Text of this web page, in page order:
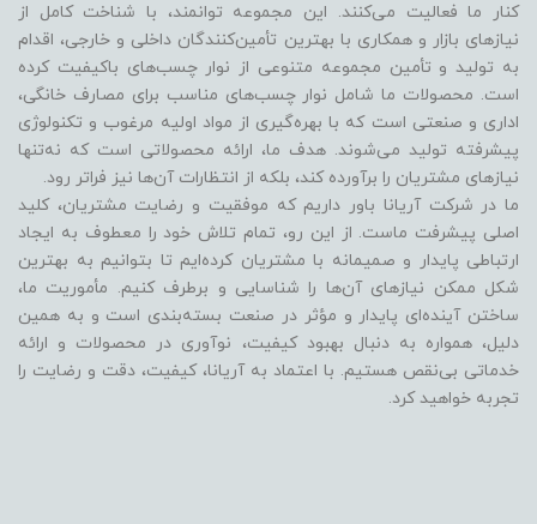
کنار ما فعالیت می‌کنند. این مجموعه توانمند، با شناخت کامل از
نیازهای بازار و همکاری با بهترین تأمین‌کنندگان داخلی و خارجی، اقدام
به تولید و تأمین مجموعه متنوعی از نوار چسب‌های باکیفیت کرده
است. محصولات ما شامل نوار چسب‌های مناسب برای مصارف خانگی،
اداری و صنعتی است که با بهره‌گیری از مواد اولیه مرغوب و تکنولوژی
پیشرفته تولید می‌شوند. هدف ما، ارائه محصولاتی است که نه‌تنها
نیازهای مشتریان را برآورده کند، بلکه از انتظارات آن‌ها نیز فراتر رود.
ما در شرکت آریانا باور داریم که موفقیت و رضایت مشتریان، کلید
اصلی پیشرفت ماست. از این رو، تمام تلاش خود را معطوف به ایجاد
ارتباطی پایدار و صمیمانه با مشتریان کرده‌ایم تا بتوانیم به بهترین
شکل ممکن نیازهای آن‌ها را شناسایی و برطرف کنیم. مأموریت ما،
ساختن آینده‌ای پایدار و مؤثر در صنعت بسته‌بندی است و به همین
دلیل، همواره به دنبال بهبود کیفیت، نوآوری در محصولات و ارائه
خدماتی بی‌نقص هستیم. با اعتماد به آریانا، کیفیت، دقت و رضایت را
تجربه خواهید کرد.